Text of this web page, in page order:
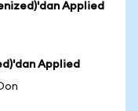
Applied
Applied